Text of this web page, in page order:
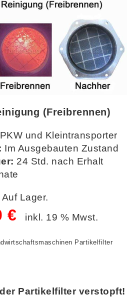
(Freibrennen)
PKW und Kleintransporter
Im Ausgebauten Zustand
24 Std. nach Erhalt
Auf Lager.
€ inkl. 19 % Mwst.
Partikelfilter
Partikelfilter verstopft!